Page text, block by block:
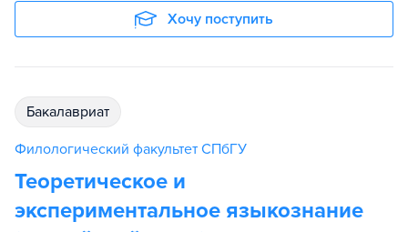
Хочу поступить
бакалавриат
Филологический факультет СПбГУ
Теоретическое и
экспериментальное языкознание